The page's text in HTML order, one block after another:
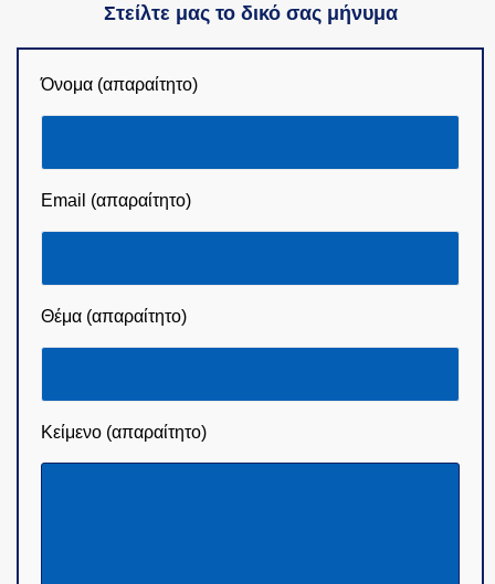
Στείλτε μας το δικό σας μήνυμα
Όνομα (απαραίτητο)
Email (απαραίτητο)
Θέμα (απαραίτητο)
Κείμενο (απαραίτητο)